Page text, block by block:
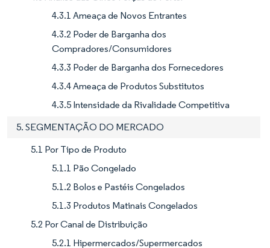
4.3.1 Ameaça de Novos Entrantes
4.3.2 Poder de Barganha dos
Compradores/Consumidores
4.3.3 Poder de Barganha dos Fornecedores
4.3.4 Ameaça de Produtos Substitutos
4.3.5 Intensidade da Rivalidade Competitiva
5. SEGMENTAÇÃO DO MERCADO
5.1 Por Tipo de Produto
5.1.1 Pão Congelado
5.1.2 Bolos e Pastéis Congelados
5.1.3 Produtos Matinais Congelados
5.2 Por Canal de Distribuição
5.2.1 Hipermercados/Supermercados